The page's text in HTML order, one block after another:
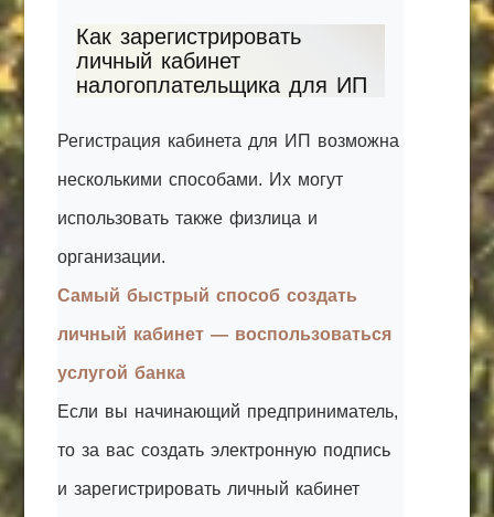
Как зарегистрировать
личный кабинет
налогоплательщика для ИП
Регистрация кабинета для ИП возможна
несколькими способами. Их могут
использовать также физлица и
организации.
Самый быстрый способ создать
личный кабинет — воспользоваться
услугой банка
Если вы начинающий предприниматель,
то за вас создать электронную подпись
и зарегистрировать личный кабинет